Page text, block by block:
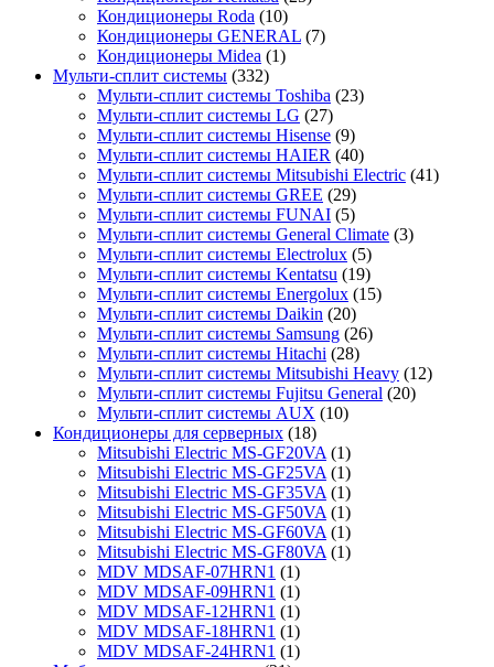
Кондиционеры Roda (10)
Кондиционеры GENERAL (7)
Кондиционеры Midea (1)
Мульти-сплит системы (332)
Мульти-сплит системы Toshiba (23)
Мульти-сплит системы LG (27)
Мульти-сплит системы Hisense (9)
Мульти-сплит системы HAIER (40)
Мульти-сплит системы Mitsubishi Electric (41)
Мульти-сплит системы GREE (29)
Мульти-сплит системы FUNAI (5)
Мульти-сплит системы General Climate (3)
Мульти-сплит системы Electrolux (5)
Мульти-сплит системы Kentatsu (19)
Мульти-сплит системы Energolux (15)
Мульти-сплит системы Daikin (20)
Мульти-сплит системы Samsung (26)
Мульти-сплит системы Hitachi (28)
Мульти-сплит системы Mitsubishi Heavy (12)
Мульти-сплит системы Fujitsu General (20)
Мульти-сплит системы AUX (10)
Кондиционеры для серверных (18)
Mitsubishi Electric MS-GF20VA (1)
Mitsubishi Electric MS-GF25VA (1)
Mitsubishi Electric MS-GF35VA (1)
Mitsubishi Electric MS-GF50VA (1)
Mitsubishi Electric MS-GF60VA (1)
Mitsubishi Electric MS-GF80VA (1)
MDV MDSAF-07HRN1 (1)
MDV MDSAF-09HRN1 (1)
MDV MDSAF-12HRN1 (1)
MDV MDSAF-18HRN1 (1)
MDV MDSAF-24HRN1 (1)